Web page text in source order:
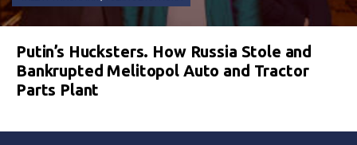
Putin’s Hucksters. How Russia Stole and
Bankrupted Melitopol Auto and Tractor
Parts Plant